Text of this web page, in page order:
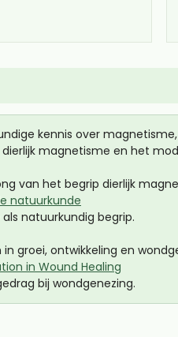
kennis over
magnetisme en het
van het begrip dierlijk
natuurkunde
natuurkundig begrip.
groei, ontwikkeling en
in Wound Healing
bij wondgenezing.